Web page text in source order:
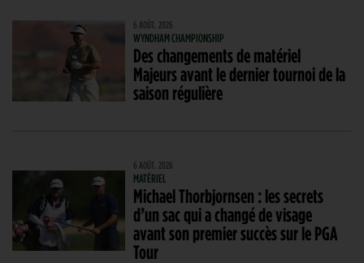
6 AOÛT. 2026
WYNDHAM CHAMPIONSHIP
Des changements de matériel
Majeurs avant le dernier tournoi de la
saison régulière
6 AOÛT. 2026
MATÉRIEL
Michael Thorbjornsen : les secrets
d’un sac qui a changé de visage
avant son premier succès sur le PGA
Tour